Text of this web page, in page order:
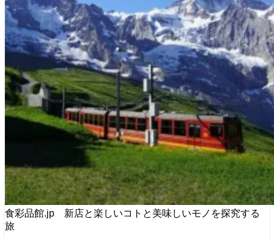
食彩品館.jp 新店と楽しいコトと美味しいモノを探究する
旅